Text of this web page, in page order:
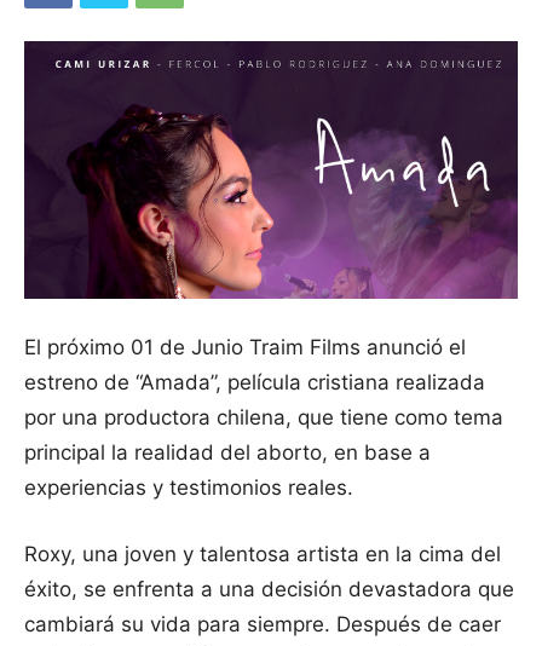
El próximo 01 de Junio Traim Films anunció el
estreno de “Amada”, película cristiana realizada
por una productora chilena, que tiene como tema
principal la realidad del aborto, en base a
experiencias y testimonios reales.
Roxy, una joven y talentosa artista en la cima del
éxito, se enfrenta a una decisión devastadora que
cambiará su vida para siempre. Después de caer